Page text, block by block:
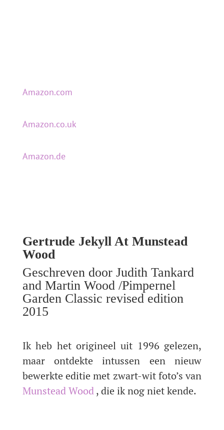
Amazon.com
Amazon.co.uk
Amazon.de
Gertrude Jekyll At Munstead
Wood
Geschreven door Judith Tankard
and Martin Wood /Pimpernel
Garden Classic revised edition
2015
Ik heb het origineel uit 1996 gelezen,
maar ontdekte intussen een nieuw
bewerkte editie met zwart-wit foto’s van
Munstead Wood, die ik nog niet kende.